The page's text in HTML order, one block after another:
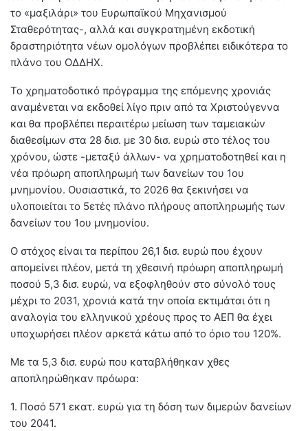
το «μαξιλάρι» του Ευρωπαϊκού Μηχανισμού
Σταθερότητας-, αλλά και συγκρατημένη εκδοτική
δραστηριότητα νέων ομολόγων προβλέπει ειδικότερα το
πλάνο του ΟΔΔΗΧ.
Το χρηματοδοτικό πρόγραμμα της επόμενης χρονιάς
αναμένεται να εκδοθεί λίγο πριν από τα Χριστούγεννα
και θα προβλέπει περαιτέρω μείωση των ταμειακών
διαθεσίμων στα 28 δισ. με 30 δισ. ευρώ στο τέλος του
χρόνου, ώστε -μεταξύ άλλων- να χρηματοδοτηθεί και η
νέα πρόωρη αποπληρωμή των δανείων του 1ου
μνημονίου. Ουσιαστικά, το 2026 θα ξεκινήσει να
υλοποιείται το 5ετές πλάνο πλήρους αποπληρωμής των
δανείων του 1ου μνημονίου.
Ο στόχος είναι τα περίπου 26,1 δισ. ευρώ που έχουν
απομείνει πλέον, μετά τη χθεσινή πρόωρη αποπληρωμή
ποσού 5,3 δισ. ευρώ, να εξοφληθούν στο σύνολό τους
μέχρι το 2031, χρονιά κατά την οποία εκτιμάται ότι η
αναλογία του ελληνικού χρέους προς το ΑΕΠ θα έχει
υποχωρήσει πλέον αρκετά κάτω από το όριο του 120%.
Με τα 5,3 δισ. ευρώ που καταβλήθηκαν χθες
αποπληρώθηκαν πρόωρα:
1. Ποσό 571 εκατ. ευρώ για τη δόση των διμερών δανείων
του 2041.